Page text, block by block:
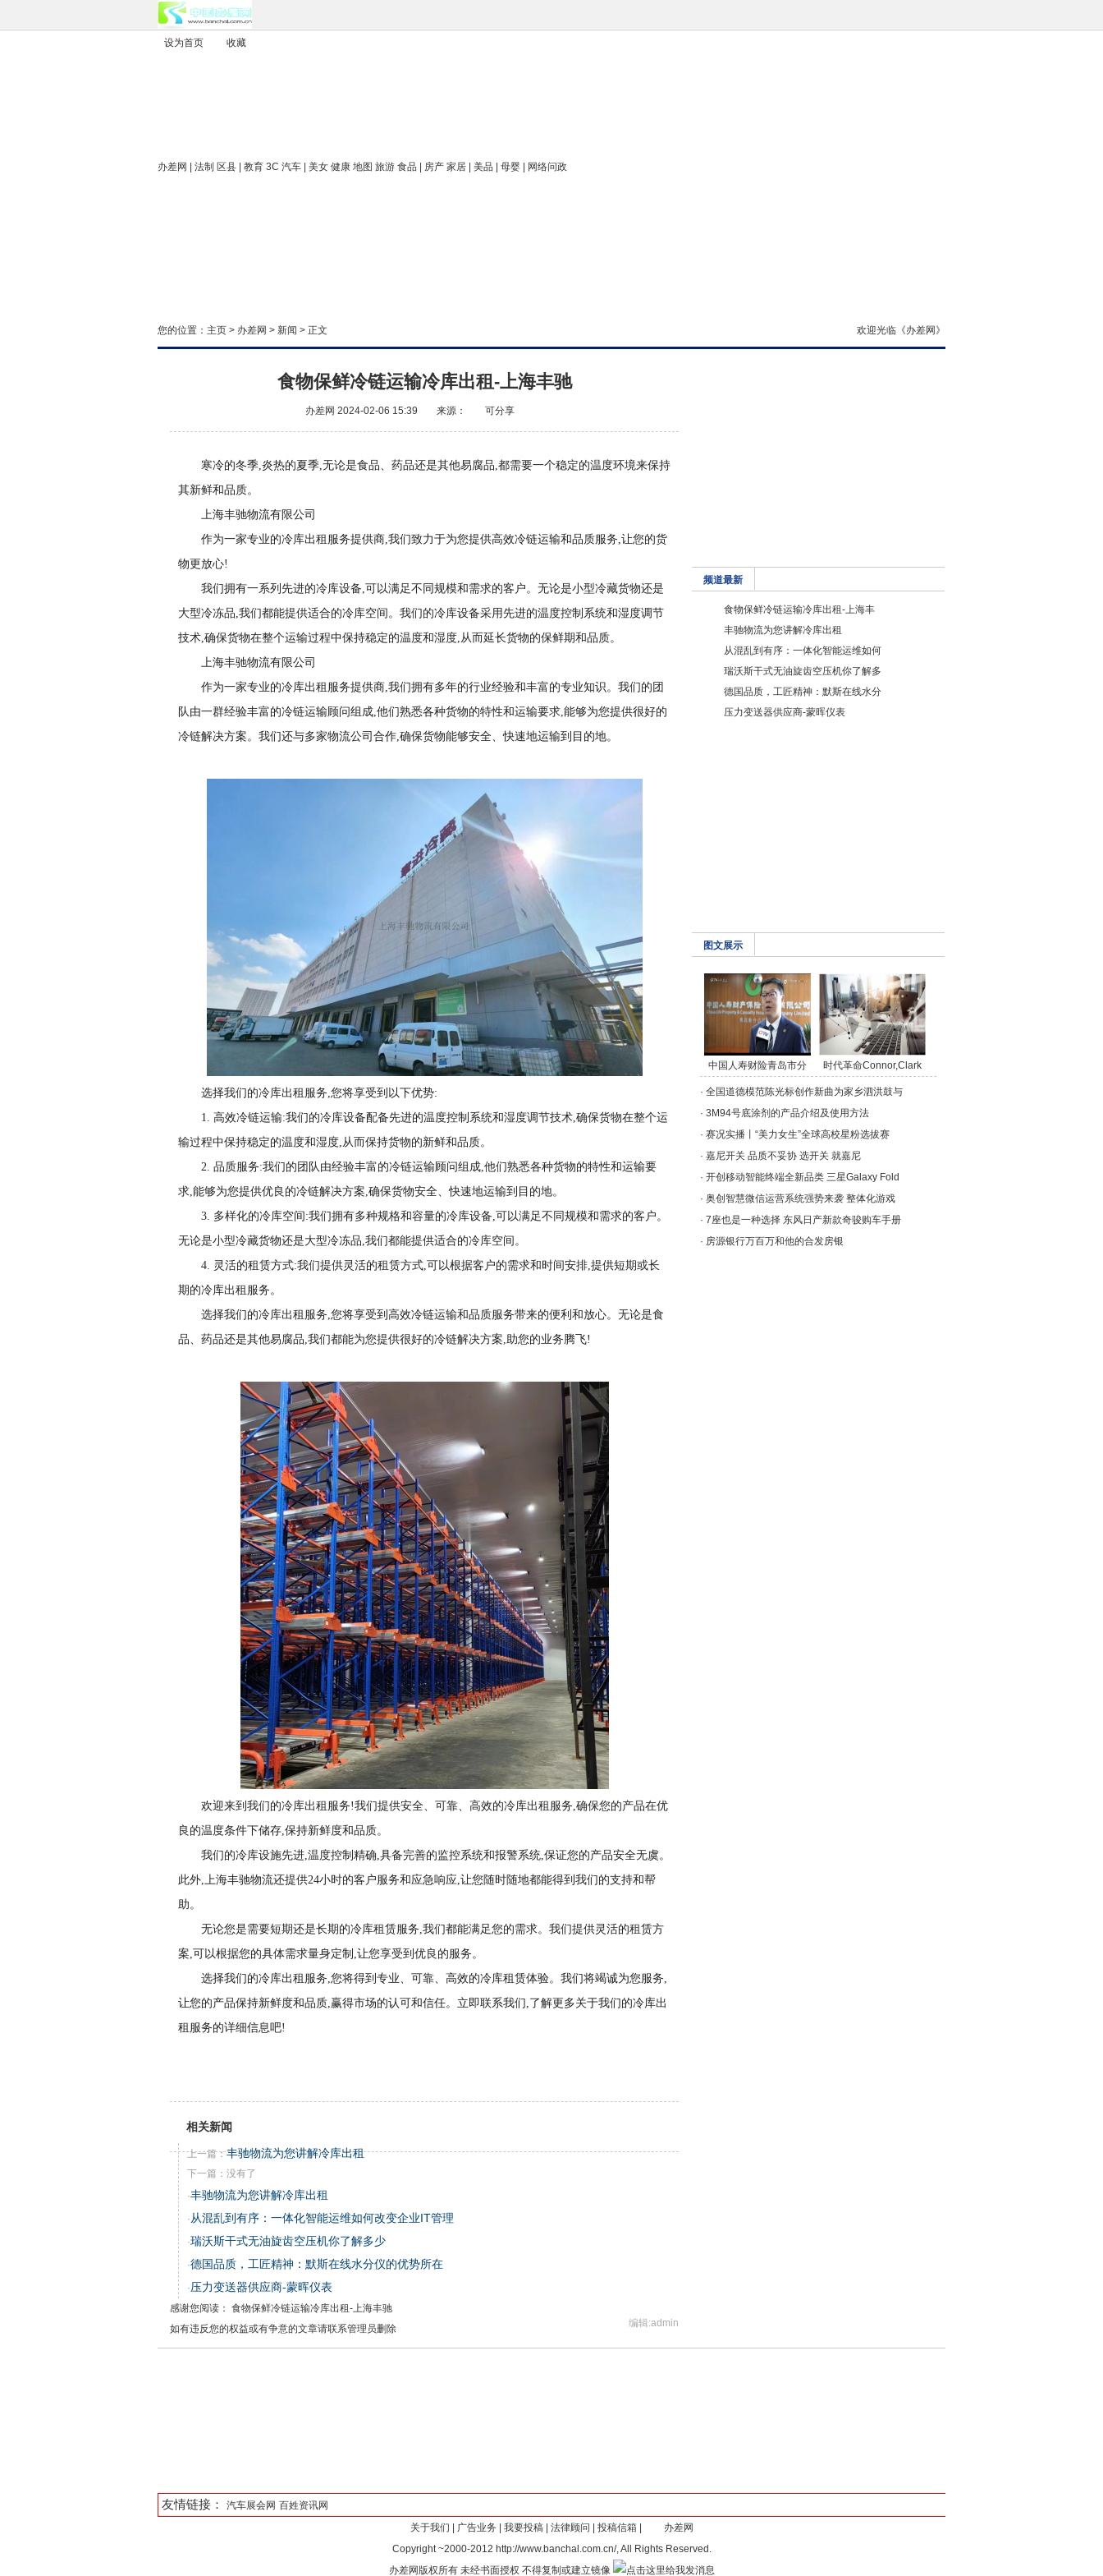
设为首页 收藏
办差网 | 法制 区县 | 教育 3C 汽车 | 美女 健康 地图 旅游 食品 | 房产 家居 | 美品 | 母婴 | 网络问政
您的位置： 主页 > 办差网 > 新闻 > 正文 欢迎光临《办差网》
食物保鲜冷链运输冷库出租-上海丰驰
办差网 2024-02-06 15:39 来源： 可分享
寒冷的冬季,炎热的夏季,无论是食品、药品还是其他易腐品,都需要一个稳定的温度环境来保持
其新鲜和品质。
上海丰驰物流有限公司
作为一家专业的冷库出租服务提供商,我们致力于为您提供高效冷链运输和品质服务,让您的货
物更放心!
我们拥有一系列先进的冷库设备,可以满足不同规模和需求的客户。无论是小型冷藏货物还是
大型冷冻品,我们都能提供适合的冷库空间。我们的冷库设备采用先进的温度控制系统和湿度调节
技术,确保货物在整个运输过程中保持稳定的温度和湿度,从而延长货物的保鲜期和品质。
上海丰驰物流有限公司
作为一家专业的冷库出租服务提供商,我们拥有多年的行业经验和丰富的专业知识。我们的团
队由一群经验丰富的冷链运输顾问组成,他们熟悉各种货物的特性和运输要求,能够为您提供很好的
冷链解决方案。我们还与多家物流公司合作,确保货物能够安全、快速地运输到目的地。
选择我们的冷库出租服务,您将享受到以下优势:
1. 高效冷链运输:我们的冷库设备配备先进的温度控制系统和湿度调节技术,确保货物在整个运
输过程中保持稳定的温度和湿度,从而保持货物的新鲜和品质。
2. 品质服务:我们的团队由经验丰富的冷链运输顾问组成,他们熟悉各种货物的特性和运输要
求,能够为您提供优良的冷链解决方案,确保货物安全、快速地运输到目的地。
3. 多样化的冷库空间:我们拥有多种规格和容量的冷库设备,可以满足不同规模和需求的客户。
无论是小型冷藏货物还是大型冷冻品,我们都能提供适合的冷库空间。
4. 灵活的租赁方式:我们提供灵活的租赁方式,可以根据客户的需求和时间安排,提供短期或长
期的冷库出租服务。
选择我们的冷库出租服务,您将享受到高效冷链运输和品质服务带来的便利和放心。无论是食
品、药品还是其他易腐品,我们都能为您提供很好的冷链解决方案,助您的业务腾飞!
欢迎来到我们的冷库出租服务!我们提供安全、可靠、高效的冷库出租服务,确保您的产品在优
良的温度条件下储存,保持新鲜度和品质。
我们的冷库设施先进,温度控制精确,具备完善的监控系统和报警系统,保证您的产品安全无虞。
此外,上海丰驰物流还提供24小时的客户服务和应急响应,让您随时随地都能得到我们的支持和帮
助。
无论您是需要短期还是长期的冷库租赁服务,我们都能满足您的需求。我们提供灵活的租赁方
案,可以根据您的具体需求量身定制,让您享受到优良的服务。
选择我们的冷库出租服务,您将得到专业、可靠、高效的冷库租赁体验。我们将竭诚为您服务,
让您的产品保持新鲜度和品质,赢得市场的认可和信任。立即联系我们,了解更多关于我们的冷库出
租服务的详细信息吧!
相关新闻
上一篇：丰驰物流为您讲解冷库出租
下一篇：没有了
·丰驰物流为您讲解冷库出租
· 从混乱到有序：一体化智能运维如何改变企业IT管理
·瑞沃斯干式无油旋齿空压机你了解多少
·德国品质，工匠精神：默斯在线水分仪的优势所在
·压力变送器供应商-蒙晖仪表
感谢您阅读： 食物保鲜冷链运输冷库出租-上海丰驰
如有违反您的权益或有争意的文章请联系管理员删除
编辑:admin
频道最新
食物保鲜冷链运输冷库出租-上海丰
丰驰物流为您讲解冷库出租
从混乱到有序：一体化智能运维如何
瑞沃斯干式无油旋齿空压机你了解多
德国品质，工匠精神：默斯在线水分
压力变送器供应商-蒙晖仪表
图文展示
中国人寿财险青岛市分 时代革命Connor,Clark
· 全国道德模范陈光标创作新曲为家乡泗洪鼓与
· 3M94号底涂剂的产品介绍及使用方法
· 赛况实播丨“美力女生”全球高校星粉选拔赛
· 嘉尼开关 品质不妥协 选开关 就嘉尼
· 开创移动智能终端全新品类 三星Galaxy Fold
· 奥创智慧微信运营系统强势来袭 整体化游戏
· 7座也是一种选择 东风日产新款奇骏购车手册
· 房源银行万百万和他的合发房银
友情链接： 汽车展会网 百姓资讯网
关于我们
广告业务 我要投稿| 法律顾问 投稿信箱
办差网
Copyright ~2000-2012 http://www.banchal.com.cn/, All Rights Reserved.
办差网版权所有 未经书面授权 不得复制或建立镜像